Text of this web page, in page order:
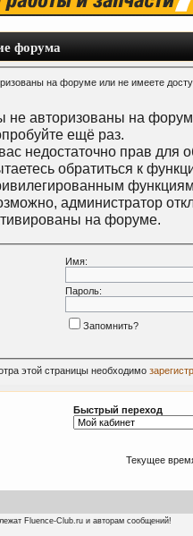
форума
на форуме или не имеете
не авторизованы на
ещё раз.
недостаточно прав для
обратиться к
администратор
на форуме.
Имя:
Пароль:
Запомнить?
этой страницы необходимо
Быстрый переход
Текущее
Fluence-Club.ru и авторам сообщений!